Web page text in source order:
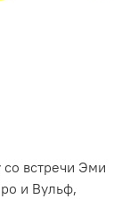
со встречи Эми
и Вульф,